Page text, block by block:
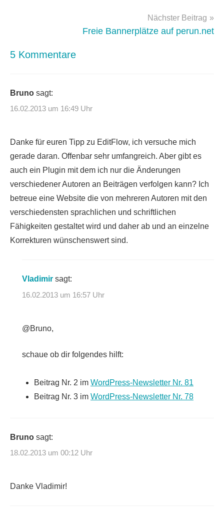
Nächster Beitrag
Freie Bannerplätze auf perun.net
5 Kommentare
Bruno sagt:
16.02.2013 um 16:49 Uhr
Danke für euren Tipp zu EditFlow, ich versuche mich
gerade daran. Offenbar sehr umfangreich. Aber gibt es
auch ein Plugin mit dem ich nur die Änderungen
verschiedener Autoren an Beiträgen verfolgen kann? Ich
betreue eine Website die von mehreren Autoren mit den
verschiedensten sprachlichen und schriftlichen
Fähigkeiten gestaltet wird und daher ab und an einzelne
Korrekturen wünschenswert sind.
Vladimir sagt:
16.02.2013 um 16:57 Uhr
@Bruno,
schaue ob dir folgendes hilft:
Beitrag Nr. 2 im WordPress-Newsletter Nr. 81
Beitrag Nr. 3 im WordPress-Newsletter Nr. 78
Bruno sagt:
18.02.2013 um 00:12 Uhr
Danke Vladimir!